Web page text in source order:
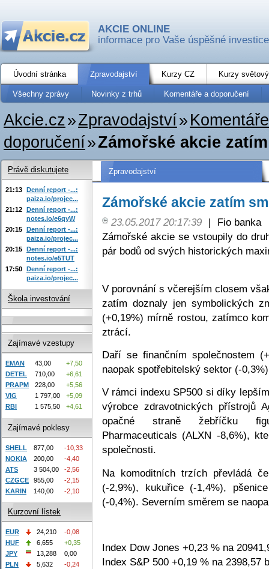
AKCIE ONLINE
informace pro Vaše úspěšné investice
Úvodní stránka Zpravodajství Kurzy CZ Kurzy
Všechny zprávy Novinky z trhů Komentáře a doporučení
Akcie.cz»Zpravodajství»
doporučení»Zámořské akcie
Zpravodajství
Zámořské akcie zatím
23.05.2017 20:17:39 |
Fio banka
Zámořské akcie se vstoupily do
pár bodů od svých historických
V porovnání s včerejším closem
zatím doznaly jen symbolických
(+0,19%) mírně rostou, zatímco
ztrácí.
Daří se finančním společnostem
naopak spotřebitelský sektor (-
V rámci indexu SP500 si díky
výrobce zdravotnických přístrojů
opačné straně žebříčku
Pharmaceuticals (ALXN -8,6%),
společnosti.
Na komoditních trzích převládá
(-2,9%), kukuřice (-1,4%),
(-0,4%). Severním směrem se
Index Dow Jones +0,23 % na
Index S&P 500 +0,19 % na 2398,57
Právě diskutujete
21:13 Denní report -...:
paiza.io/projec...
21:12 Denní report -...:
notes.io/e6qyW
20:15 Denní report -...:
paiza.io/projec...
20:15 Denní report -...:
notes.io/e5TUT
17:50 Denní report -...:
paiza.io/projec...
Škola investování
Zajímavé vzestupy
EMAN 43,00
+7,50
DETEL
710,00
+6,61
PRAPM
228,00
+5,56
VIG
1 797,00
+5,09
RBI
1 575,50 +4,61
Zajímavé poklesy
SHELL 877,00
-10,33
NOKIA
200,00
-4,40
ATS
3 504,00
-2,56
CZGCE
955,00
-2,15
KARIN
140,00 -2,10
Kurzovní lístek
EUR 24,210
-0,08
HUF
6,655
+0,35
JPY
13,288
0,00
PLN
5,632
-0,24